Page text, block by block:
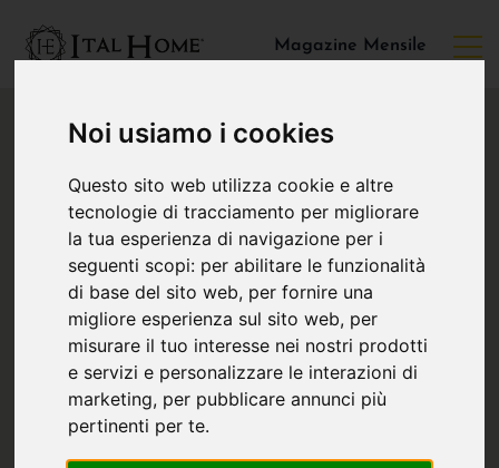
Noi usiamo i cookies
Questo sito web utilizza cookie e altre
tecnologie di tracciamento per migliorare
la tua esperienza di navigazione per i
seguenti scopi: per abilitare le funzionalità
di base del sito web, per fornire una
migliore esperienza sul sito web, per
misurare il tuo interesse nei nostri prodotti
e servizi e personalizzare le interazioni di
marketing, per pubblicare annunci più
pertinenti per te.
Magazine Mensile